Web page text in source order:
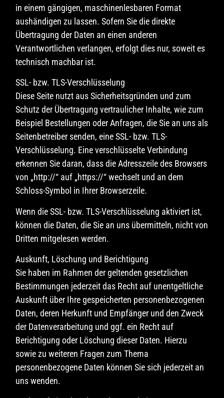
in einem gängigen, maschinenlesbaren Format
aushändigen zu lassen. Sofern Sie die direkte
Übertragung der Daten an einen anderen
Verantwortlichen verlangen, erfolgt dies nur, soweit es
technisch machbar ist.
SSL- bzw. TLS-Verschlüsselung
Diese Seite nutzt aus Sicherheitsgründen und zum
Schutz der Übertragung vertraulicher Inhalte, wie zum
Beispiel Bestellungen oder Anfragen, die Sie an uns als
Seitenbetreiber senden, eine SSL- bzw. TLS-
Verschlüsselung. Eine verschlüsselte Verbindung
erkennen Sie daran, dass die Adresszeile des Browsers
von „http://“ auf „https://“ wechselt und an dem
Schloss-Symbol in Ihrer Browserzeile.
Wenn die SSL- bzw. TLS-Verschlüsselung aktiviert ist,
können die Daten, die Sie an uns übermitteln, nicht von
Dritten mitgelesen werden.
Auskunft, Löschung und Berichtigung
Sie haben im Rahmen der geltenden gesetzlichen
Bestimmungen jederzeit das Recht auf unentgeltliche
Auskunft über Ihre gespeicherten personenbezogenen
Daten, deren Herkunft und Empfänger und den Zweck
der Datenverarbeitung und ggf. ein Recht auf
Berichtigung oder Löschung dieser Daten. Hierzu
sowie zu weiteren Fragen zum Thema
personenbezogene Daten können Sie sich jederzeit an
uns wenden.